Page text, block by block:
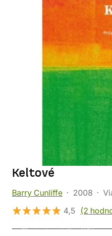
Keltové
Barry Cunliffe 2008
4,5
(2